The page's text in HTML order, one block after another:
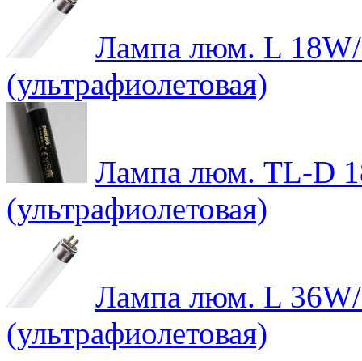
Лампа люм. L
(ультрафиолетовая)
Лампа люм. TL-D
(ультрафиолетовая)
Лампа люм. L
(ультрафиолетовая)